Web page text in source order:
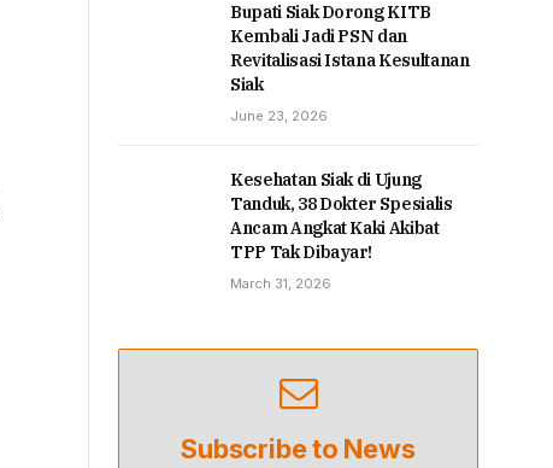
Bupati Siak Dorong KITB
Kembali Jadi PSN dan
Revitalisasi Istana Kesultanan
Siak
June 23, 2026
Kesehatan Siak di Ujung
Tanduk, 38 Dokter Spesialis
Ancam Angkat Kaki Akibat
TPP Tak Dibayar!
March 31, 2026
Subscribe to News